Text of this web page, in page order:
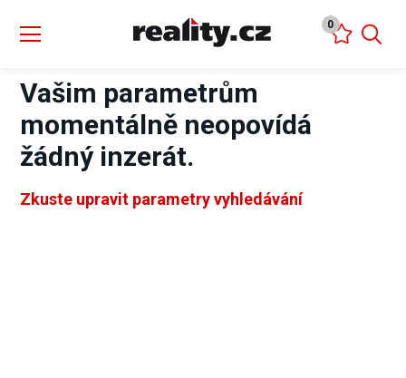
0
Vašim parametrům
momentálně neopovídá
žádný inzerát.
Zkuste upravit parametry vyhledávání